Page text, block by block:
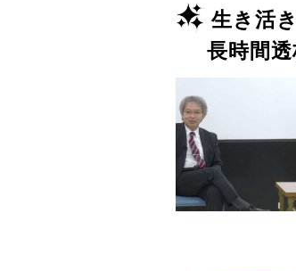
生き活
長時間